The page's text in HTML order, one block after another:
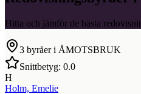
Hitta och jämför de bästa
3 byråer i ÅMOTSBRUK
Snittbetyg: 0.0
H
Holm, Emelie